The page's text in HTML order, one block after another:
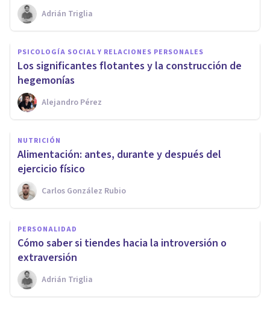
Adrián Triglia
PSICOLOGÍA SOCIAL Y RELACIONES PERSONALES
Los significantes flotantes y la construcción de
hegemonías
Alejandro Pérez
NUTRICIÓN
Alimentación: antes, durante y después del
ejercicio físico
Carlos González Rubio
PERSONALIDAD
Cómo saber si tiendes hacia la introversión o
extraversión
Adrián Triglia